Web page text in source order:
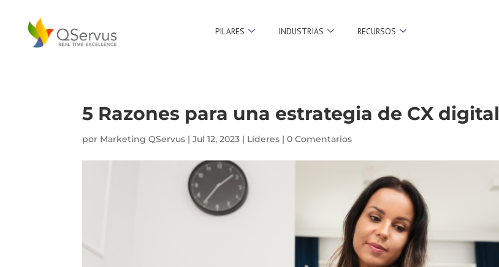
PILARES INDUSTRIAS RECURSOS
5 Razones para una estrategia de CX digital
por Marketing QServus |Jul 12, 2023 | Líderes |0 Comentarios